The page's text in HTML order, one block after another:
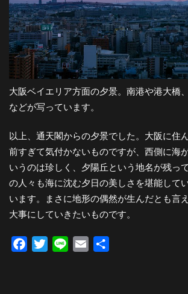
大阪ベイエリア方面の夕景。南港や港大橋
などが写っています。
以上、通天閣からの夕景でした。大阪に住
前すぎて気付かないものですが、西側に海
いうのは珍しく、夕陽丘という地名が残っ
の人々も海に沈む夕日の美しさを堪能して
います。まさに地形の偶然が生んだとも言
大事にしていきたいものです。
Facebook
TwitterLine Email